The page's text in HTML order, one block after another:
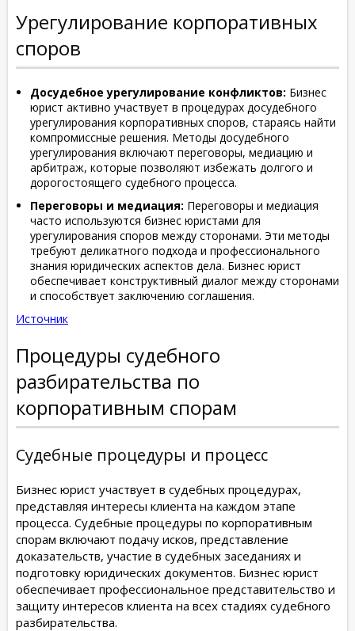
Урегулирование корпоративных
споров
Досудебное урегулирование конфликтов: Бизнес
юрист активно участвует в процедурах досудебного
урегулирования корпоративных споров, стараясь найти
компромиссные решения. Методы досудебного
урегулирования включают переговоры, медиацию и
арбитраж, которые позволяют избежать долгого и
дорогостоящего судебного процесса.
Переговоры и медиация: Переговоры и медиация
часто используются бизнес юристами для
урегулирования споров между сторонами. Эти методы
требуют деликатного подхода и профессионального
знания юридических аспектов дела. Бизнес юрист
обеспечивает конструктивный диалог между сторонами
и способствует заключению соглашения.
Источник
Процедуры судебного
разбирательства по
корпоративным спорам
Судебные процедуры и процесс
Бизнес юрист участвует в судебных процедурах,
представляя интересы клиента на каждом этапе
процесса. Судебные процедуры по корпоративным
спорам включают подачу исков, представление
доказательств, участие в судебных заседаниях и
подготовку юридических документов. Бизнес юрист
обеспечивает профессиональное представительство и
защиту интересов клиента на всех стадиях судебного
разбирательства.